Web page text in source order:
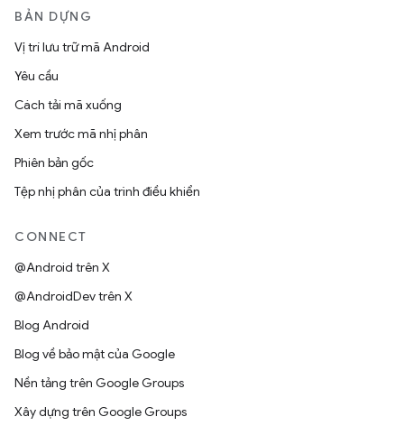
BẢN DỰNG
Vị trí lưu trữ mã Android
Yêu cầu
Cách tải mã xuống
Xem trước mã nhị phân
Phiên bản gốc
Tệp nhị phân của trình điều khiển
CONNECT
@Android trên X
@AndroidDev trên X
Blog Android
Blog về bảo mật của Google
Nền tảng trên Google Groups
Xây dựng trên Google Groups